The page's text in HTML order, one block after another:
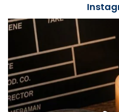
Recupera l'entrevista
tican News 👇
www.vaticannews.va/
07/carmina-historia-
espana-testimoni...
Foto